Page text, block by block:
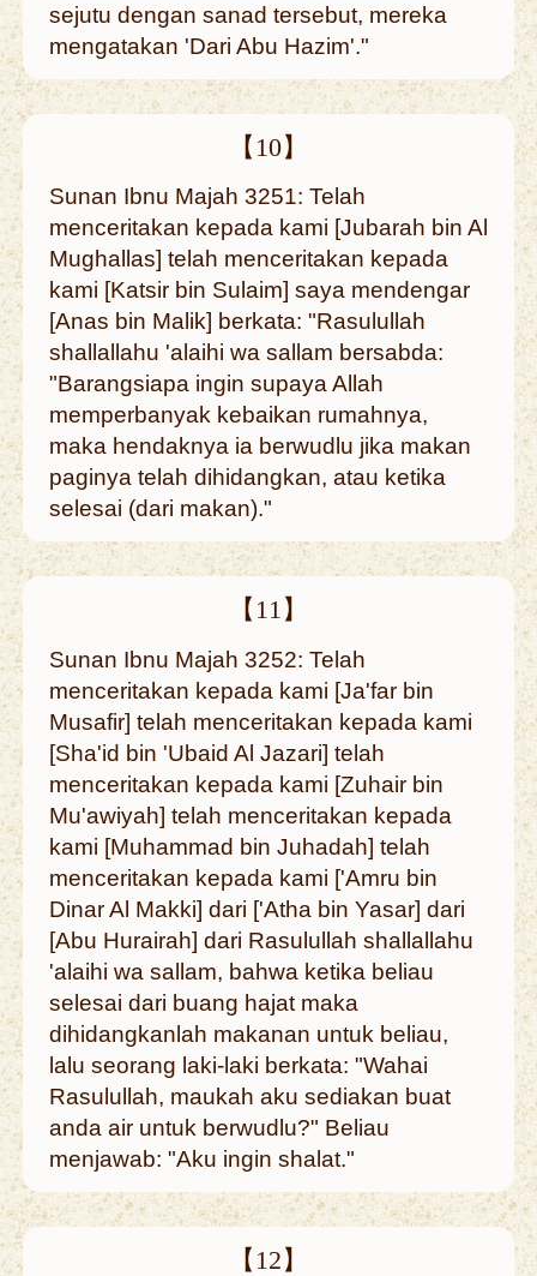
sejutu dengan sanad tersebut, mereka
mengatakan 'Dari Abu Hazim'."
【10】
Sunan Ibnu Majah 3251: Telah
menceritakan kepada kami [Jubarah bin Al
Mughallas] telah menceritakan kepada
kami [Katsir bin Sulaim] saya mendengar
[Anas bin Malik] berkata: "Rasulullah
shallallahu 'alaihi wa sallam bersabda:
"Barangsiapa ingin supaya Allah
memperbanyak kebaikan rumahnya,
maka hendaknya ia berwudlu jika makan
paginya telah dihidangkan, atau ketika
selesai (dari makan)."
【11】
Sunan Ibnu Majah 3252: Telah
menceritakan kepada kami [Ja'far bin
Musafir] telah menceritakan kepada kami
[Sha'id bin 'Ubaid Al Jazari] telah
menceritakan kepada kami [Zuhair bin
Mu'awiyah] telah menceritakan kepada
kami [Muhammad bin Juhadah] telah
menceritakan kepada kami ['Amru bin
Dinar Al Makki] dari ['Atha bin Yasar] dari
[Abu Hurairah] dari Rasulullah shallallahu
'alaihi wa sallam, bahwa ketika beliau
selesai dari buang hajat maka
dihidangkanlah makanan untuk beliau,
lalu seorang laki-laki berkata: "Wahai
Rasulullah, maukah aku sediakan buat
anda air untuk berwudlu?" Beliau
menjawab: "Aku ingin shalat."
【12】